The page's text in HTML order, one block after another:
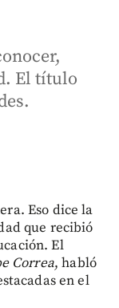
El título
Eso dice la
que recibió
El
Correa, habló
en el